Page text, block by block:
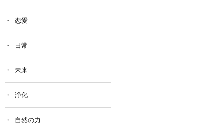
恋愛
日常
未来
浄化
自然の力